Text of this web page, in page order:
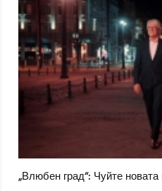
„Влюбен град“: Чуйте